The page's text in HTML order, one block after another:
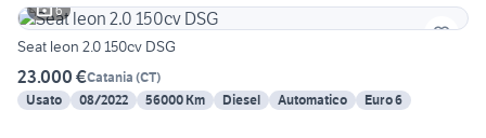
6
Seat leon 2.0 150cv DSG
23.000 €Catania (CT)
Usato
08/2022 56000 Km Diesel Automatico Euro 6